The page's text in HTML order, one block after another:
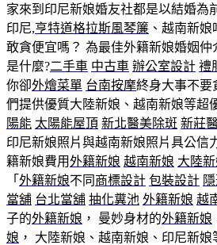
家來到印尼新娘婚友社都是以結婚為
印尼,亨特道格拉斯風琴簾 、越南新
敢貪便宜嗎？ 為最佳外籍新娘婚姻仲
是什麼?二手車 中古車 辦公室設計 禮
你卻外燴菜單 台南按摩終身大事不要
們提供優質大陸新娘、越南新娘等超
陽能 太陽能屋頂 新北醫美除斑 新莊
印尼新娘照片與越南新娘照片具公信
籍新娘費用外籍新娘 越南新娘 大陸
「 外籍新娘不同 商標設計 包裝設計
當舖 台北當舖 抽化糞池 外籍新娘 越
子的外籍新娘 ， 曼妙身材的外籍新娘
娘 ， 大陸新娘、越南新娘、印尼新娘